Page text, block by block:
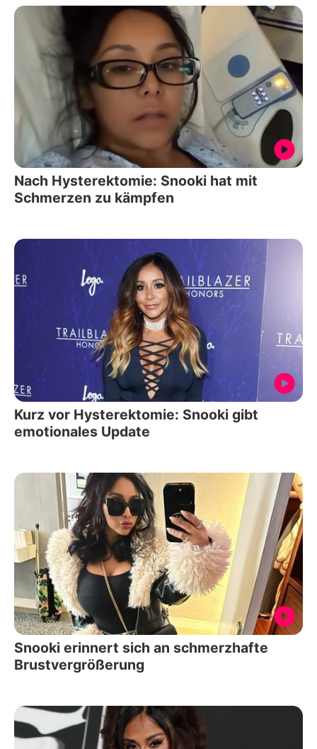
Nach Hysterektomie: Snooki hat mit
Schmerzen zu kämpfen
Kurz vor Hysterektomie: Snooki gibt
emotionales Update
Snooki erinnert sich an schmerzhafte
Brustvergrößerung